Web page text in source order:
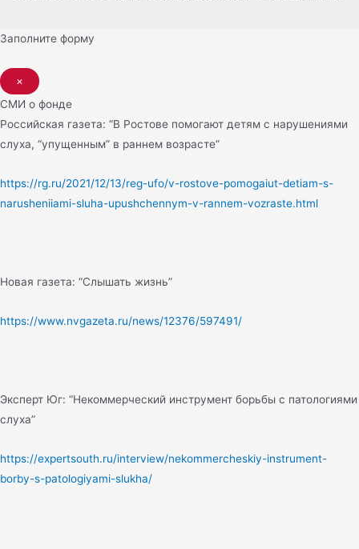
Заполните форму
×
СМИ о фонде
Российская газета: “В Ростове помогают детям с нарушениями
слуха, “упущенным” в раннем возрасте”
https://rg.ru/2021/12/13/reg-ufo/v-rostove-pomogaiut-detiam-s-
narusheniiami-sluha-upushchennym-v-rannem-vozraste.html
Новая газета: “Слышать жизнь”
https://www.nvgazeta.ru/news/12376/597491/
Эксперт Юг: “Некоммерческий инструмент борьбы с патологиями
слуха”
https://expertsouth.ru/interview/nekommercheskiy-instrument-
borby-s-patologiyami-slukha/